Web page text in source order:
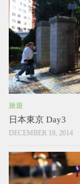
旅遊
日本東京 Day3
DECEMBER 18, 2014